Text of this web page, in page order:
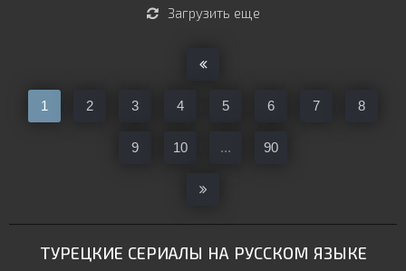
ТУРЕЦКИЕ СЕРИАЛЫ НА РУССКОМ ЯЗЫКЕ
Загрузить еще
1 2 3 4 5 6 7 8
9 10 ... 90